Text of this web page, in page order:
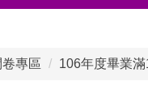
專區 106年度畢業